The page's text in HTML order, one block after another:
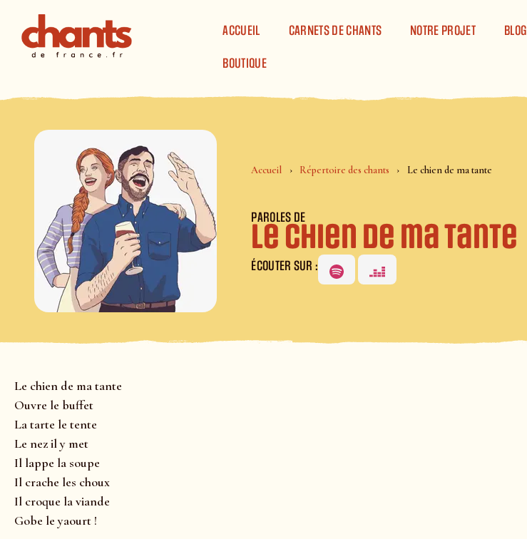
ACCUEIL
CARNETS DE CHANTS NOTRE PROJET BLOG
BOUTIQUE
Accueil Répertoire des chants Le chien de ma tante
PAROLES DE
Le chien de ma tante
ÉCOUTER SUR :
Le chien de ma tante
Ouvre le buffet
La tarte le tente
Le nez il y met
Il lappe la soupe
Il crache les choux
Il croque la viande
Gobe le yaourt !